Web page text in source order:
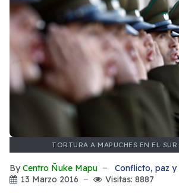
TORTURA A MAPUCHES EN EL
By Centro Ñuke Mapu
Conflicto, paz y
13 Marzo 2016
Visitas: 8887